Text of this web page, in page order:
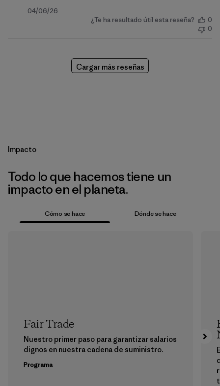
Fecha
04/06/26
¿Te ha resultado útil esta reseña?
0
0
Cargar más reseñas
Impacto
Todo lo que hacemos tiene un
impacto en el planeta.
Cómo se hace Dónde se hace
Fair Trade
Nuestro primer paso para garantizar salarios
dignos en nuestra cadena de suministro.
Programa